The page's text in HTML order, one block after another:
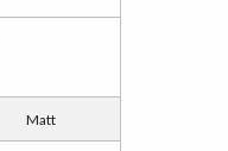
Matt